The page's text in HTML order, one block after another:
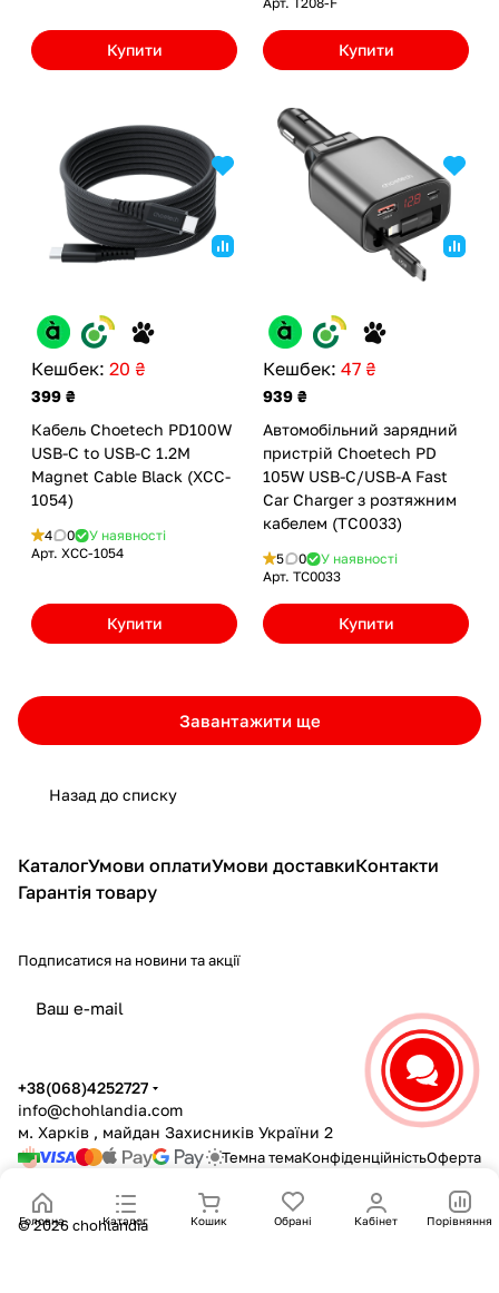
Купити Купити
Кешбек: 20 ₴
399 ₴
Кабель Choetech PD100W
USB-C to USB-C 1.2M
Magnet Cable Black (XCC-
1054)
4 0
У наявності
Арт. XCC-1054
Купити
Кешбек: 47 ₴
939 ₴
Автомобільний зарядний
пристрій Choetech PD
105W USB-C/USB-A Fast
Car Charger з розтяжним
кабелем (TC0033)
5 0
У наявності
Арт. TC0033
Купити
Завантажити ще
Назад до списку
Головна Каталог Кошик Обрані Кабінет Порівняння
КаталогУмови оплатиУмови доставкиКонтакти
Гарантія товару
Подписатися на новини та акції
політикою конфіденційності
+38(068)4252727
info@chohlandia.com
м. Харків , майдан Захисників України 2
Темна темаКонфіденційністьОферта
© 2026 chohlandia